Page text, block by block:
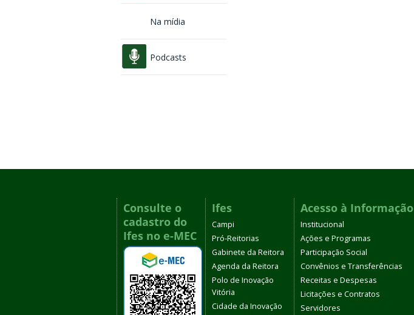
Na mídia
Podcasts
Consulte o
cadastro do
Ifes no e-MEC
Ifes
Campi
Pró-Reitorias
Gabinete da Reitora
Agenda da Reitora
Polo de Inovação
Vitória
Cidade da Inovação
Acesso à Informação
Institucional
Ações e Programas
Participação Social
Convênios e Transferências
Receitas e Despesas
Licitações e Contratos
Servidores